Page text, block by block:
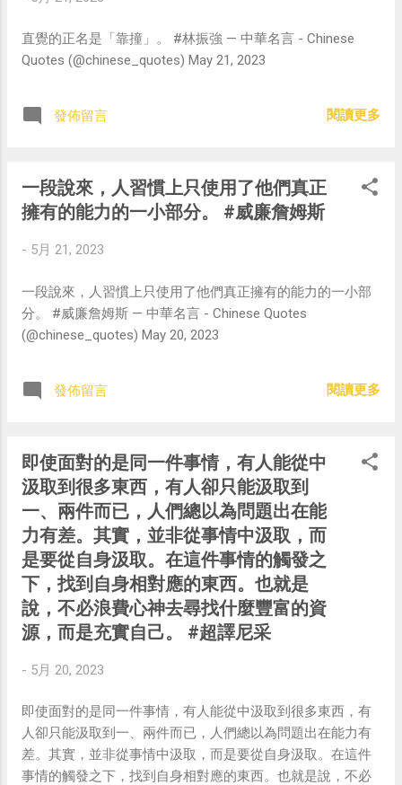
直覺的正名是「靠撞」。 #林振強 — 中華名言 - Chinese
Quotes (@chinese_quotes) May 21, 2023
發佈留言 閱讀更多
一段說來，人習慣上只使用了他們真正
擁有的能力的一小部分。 #威廉詹姆斯
- 5月 21, 2023
一段說來，人習慣上只使用了他們真正擁有的能力的一小部
分。 #威廉詹姆斯 — 中華名言 - Chinese Quotes
(@chinese_quotes) May 20, 2023
發佈留言 閱讀更多
即使面對的是同一件事情，有人能從中
汲取到很多東西，有人卻只能汲取到
一、兩件而已，人們總以為問題出在能
力有差。其實，並非從事情中汲取，而
是要從自身汲取。在這件事情的觸發之
下，找到自身相對應的東西。也就是
說，不必浪費心神去尋找什麼豐富的資
源，而是充實自己。 #超譯尼采
- 5月 20, 2023
即使面對的是同一件事情，有人能從中汲取到很多東西，有
人卻只能汲取到一、兩件而已，人們總以為問題出在能力有
差。其實，並非從事情中汲取，而是要從自身汲取。在這件
事情的觸發之下，找到自身相對應的東西。也就是說，不必